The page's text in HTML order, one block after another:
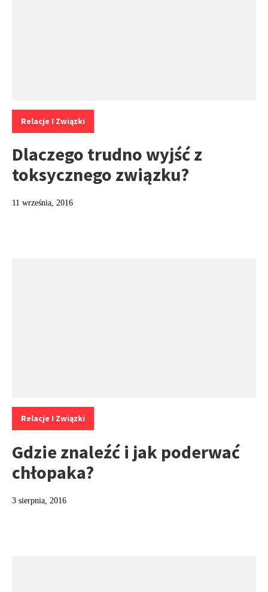
Kategorie:
Relacje I Związki
Dlaczego trudno wyjść z
toksycznego związku?
11 września, 2016
Kategorie:
Relacje I Związki
Gdzie znaleźć i jak poderwać
chłopaka?
3 sierpnia, 2016